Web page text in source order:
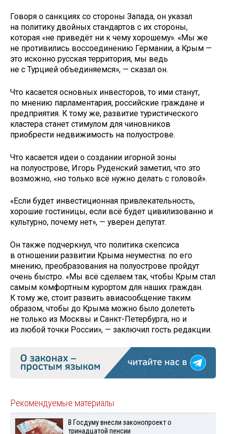
Говоря о санкциях со стороны Запада, он указал
на политику двойных стандартов с их стороны,
которая «не приведёт ни к чему хорошему». «Мы же
не противились воссоединению Германии, а Крым —
это исконно русская территория, мы ведь
не с Турцией объединяемся», — сказал он.
Что касается основных инвесторов, то ими станут,
по мнению парламентария, российские граждане и
предприятия. К тому же, развитие туристического
кластера станет стимулом для чиновников
приобрести недвижимость на полуострове.
Что касается идеи о создании игорной зоны
на полуострове, Игорь Руденский заметил, что это
возможно, «но только всё нужно делать с головой».
«Если будет инвестиционная привлекательность,
хорошие гостиницы, если всё будет цивилизованно и
культурно, почему нет», — уверен депутат.
Он также подчеркнул, что политика скепсиса
в отношении развитии Крыма неуместна: по его
мнению, преобразования на полуострове пройдут
очень быстро. «Мы всё сделаем так, чтобы Крым стал
самым комфортным курортом для наших граждан.
К тому же, стоит развить авиасообщение таким
образом, чтобы до Крыма можно было долететь
не только из Москвы и Санкт-Петербурга, но и
из любой точки России», — заключил гость редакции.
Рекомендуемые материалы
В Госдуму внесли законопроект о
тринадцатой пенсии